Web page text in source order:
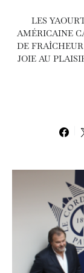
LES
AMÉRICAINE
DE
JOIE AU